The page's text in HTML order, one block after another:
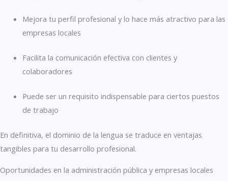
Mejora tu perfil profesional y lo hace más atractivo para las
empresas locales
Facilita la comunicación efectiva con clientes y
colaboradores
Puede ser un requisito indispensable para ciertos puestos
de trabajo
En definitiva, el dominio de la lengua se traduce en ventajas
tangibles para tu desarrollo profesional.
Oportunidades en la administración pública y empresas locales